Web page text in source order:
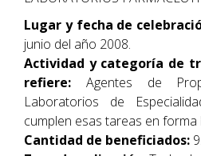
Lugar y fecha de
junio del año 2008.
Actividad y categoría de
refiere: Agentes de
Laboratorios de
cumplen esas tareas en
Cantidad de beneficiados: